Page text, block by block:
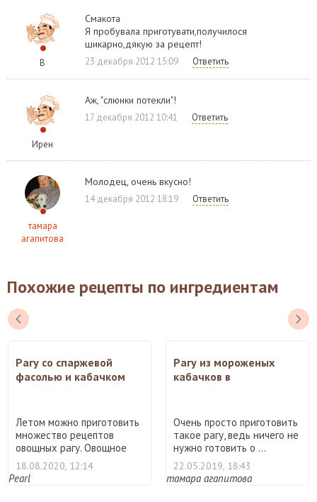
В
Смакота
Я пробувала приготувати,получилося
шикарно,дякую за рецепт!
23 декабря 2012 15:09 Ответить
Ирен
Аж, "слюнки потекли"!
17 декабря 2012 10:41 Ответить
тамара
агапитова
Молодец, очень вкусно!
14 декабря 2012 18:19 Ответить
Похожие рецепты по ингредиентам
Рагу со спаржевой
фасолью и кабачком
Летом можно приготовить
множество рецептов
овощных рагу. Овощное
раг ...
18.08.2020, 12:14
Pearl
Рагу из мороженых
кабачков в
Очень просто приготовить
такое рагу, ведь ничего не
нужно готовить о ...
22.05.2019, 18:43
тамара агапитова